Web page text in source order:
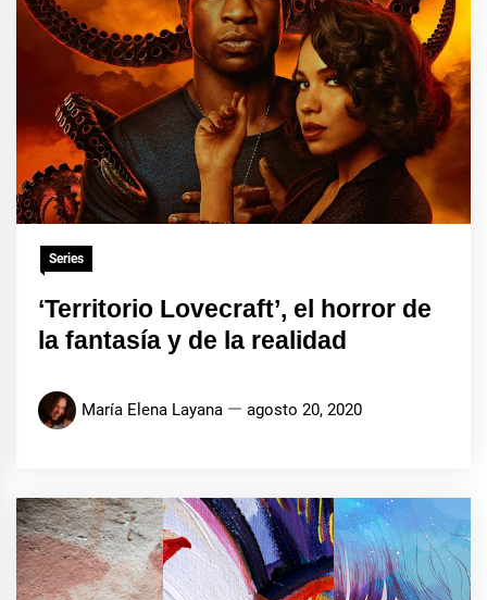
Series
‘Territorio Lovecraft’, el horror de
la fantasía y de la realidad
María Elena Layana agosto 20, 2020